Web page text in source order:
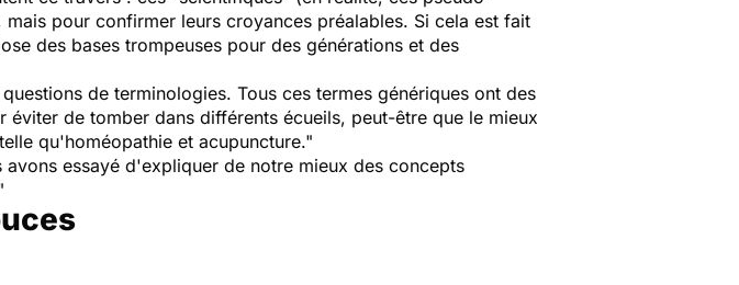
pour confirmer leurs croyances préalables. Si cela est fait
des bases trompeuses pour des générations et des
de terminologies. Tous ces termes génériques ont des
de tomber dans différents écueils, peut-être que le mieux
qu'homéopathie et acupuncture."
essayé d'expliquer de notre mieux des concepts